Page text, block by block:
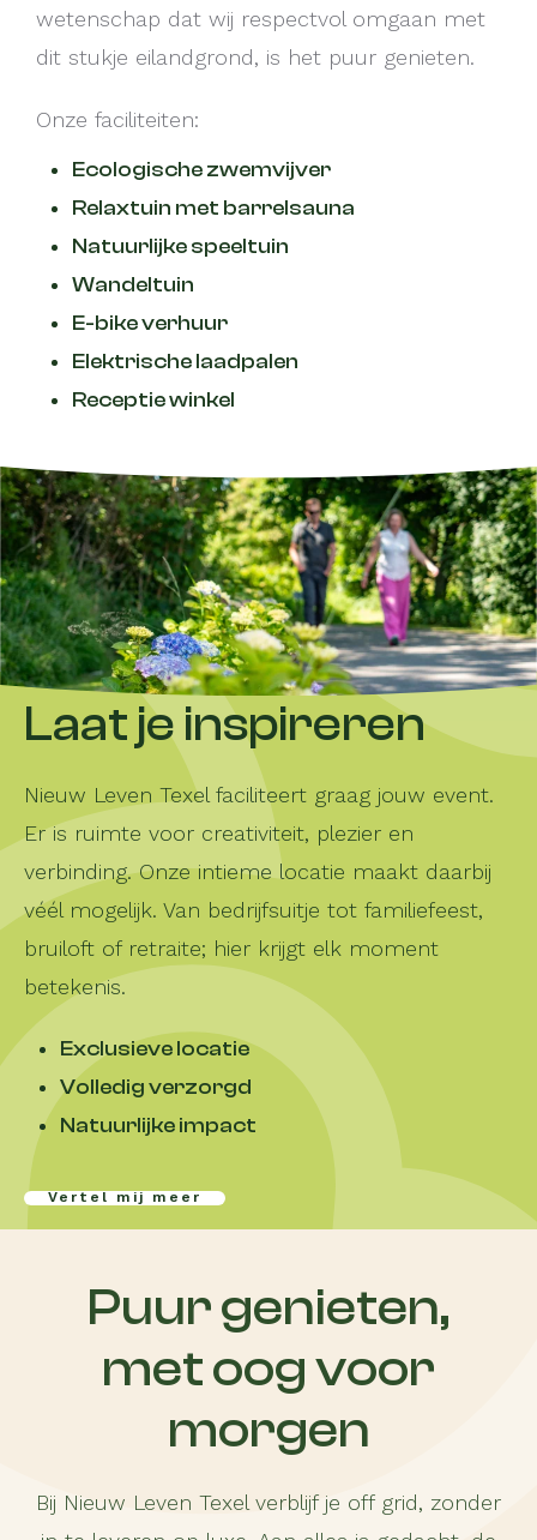
wetenschap dat wij respectvol omgaan met
dit stukje eilandgrond, is het puur genieten.
Onze faciliteiten:
Ecologische zwemvijver
Relaxtuin met barrelsauna
Natuurlijke speeltuin
Wandeltuin
E-bike verhuur
Elektrische laadpalen
Receptie winkel
Laat je inspireren
Nieuw Leven Texel faciliteert graag jouw event.
Er is ruimte voor creativiteit, plezier en
verbinding. Onze intieme locatie maakt daarbij
véél mogelijk. Van bedrijfsuitje tot familiefeest,
bruiloft of retraite; hier krijgt elk moment
betekenis.
Exclusieve locatie
Volledig verzorgd
Natuurlijke impact
vertel mij meer
Puur genieten,
met oog voor
morgen
Bij Nieuw Leven Texel verblijf je off grid, zonder